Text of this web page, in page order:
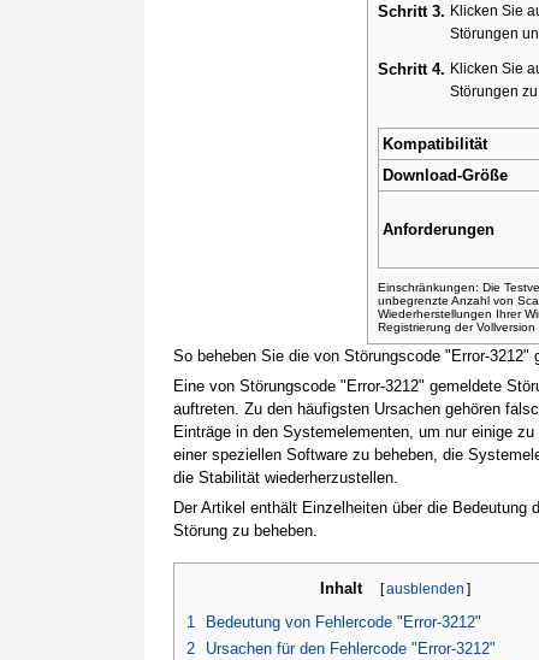
So beheben Sie die von Störungscode "Error-3212"
Eine von Störungscode "Error-3212" gemeldete
auftreten. Zu den häufigsten Ursachen gehören
Einträge in den Systemelementen, um nur einige
einer speziellen Software zu beheben, die
die Stabilität wiederherzustellen.
Der Artikel enthält Einzelheiten über die
Störung zu beheben.
Inhalt [ausblenden ]
1
Bedeutung von Fehlercode "Error-3212"
2
Ursachen für den Fehlercode "Error-3212"
Schritt 3. Klicken Sie
Störungen
Schritt 4. Klicken Sie
Störungen
Kompatibilität
Download-Größe
Anforderungen
Einschränkungen: Die
unbegrenzte Anzahl von
Wiederherstellungen Ihrer
Registrierung der